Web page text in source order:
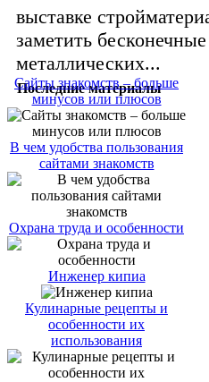
выставке
заметить
металлических...
Последние материалы
Сайты знакомств – больше
минусов или плюсов
В чем удобства пользования
сайтами знакомств
Охрана труда и особенности
Инженер кипиа
Кулинарные рецепты и
особенности их
использования